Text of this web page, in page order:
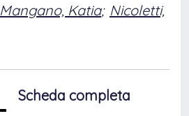
Mangano, Katia; Nicoletti,
Scheda completa